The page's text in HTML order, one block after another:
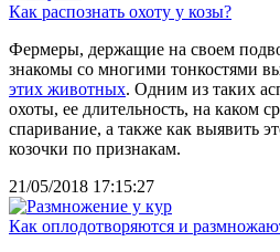
Как распознать охоту у козы?
Фермеры, держащие на своем
знакомы со многими тонкостями
этих животных. Одним из таких
охоты, ее длительность, на каком
спаривание, а также как выявить
козочки по признакам.
21/05/2018 17:15:27
Как оплодотворяются и